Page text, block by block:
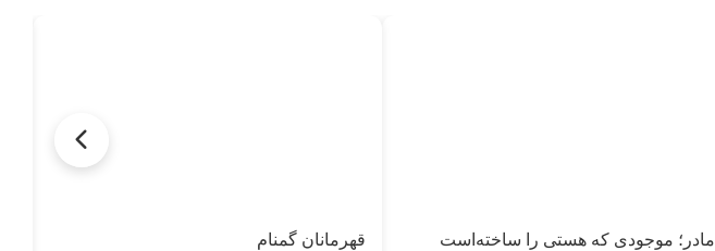
مادر؛ موجودی که هستی را ساخته‌است قهرمانان گمنام